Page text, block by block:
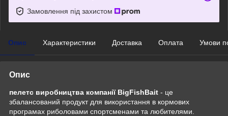
Замовлення під захистом
Опис Характеристики Доставка Оплата Умови
Опис
пелетс виробництва компанії BigFishBait - це
збалансований продукт для використання в кормових
програмах риболовами спортсменами та любителями.